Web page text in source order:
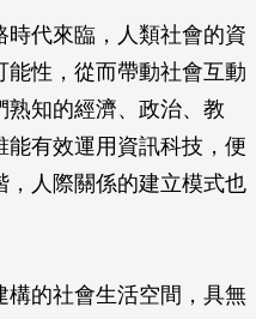
代來臨，人類社會的資
性，從而帶動社會互動
知的經濟、政治、教
有效運用資訊科技，便
，人際關係的建立模式也
構的社會生活空間，具無